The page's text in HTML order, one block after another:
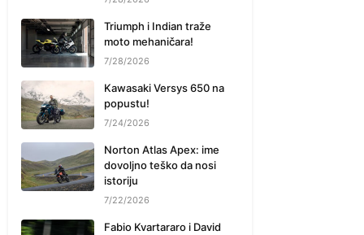
Triumph i Indian traže
moto mehaničara!
7/28/2026
Kawasaki Versys 650 na
popustu!
7/24/2026
Norton Atlas Apex: ime
dovoljno teško da nosi
istoriju
7/22/2026
Fabio Kvartararo i David